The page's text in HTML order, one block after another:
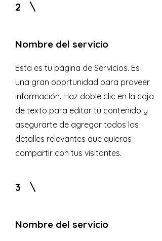
2
Nombre del servicio
Esta es tu página de Servicios. Es
una gran oportunidad para proveer
información. Haz doble clic en la caja
de texto para editar tu contenido y
asegurarte de agregar todos los
detalles relevantes que quieras
compartir con tus visitantes.
3
Nombre del servicio